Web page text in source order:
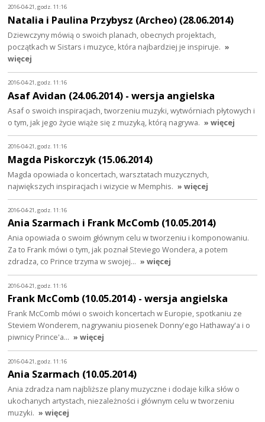
2016-04-21, godz. 11:16
Natalia i Paulina Przybysz (Archeo) (28.06.2014)
Dziewczyny mówią o swoich planach, obecnych projektach,
początkach w Sistars i muzyce, która najbardziej je inspiruje. »
więcej
2016-04-21, godz. 11:16
Asaf Avidan (24.06.2014) - wersja angielska
Asaf o swoich inspiracjach, tworzeniu muzyki, wytwórniach płytowych i
o tym, jak jego życie wiąże się z muzyką, którą nagrywa. » więcej
2016-04-21, godz. 11:16
Magda Piskorczyk (15.06.2014)
Magda opowiada o koncertach, warsztatach muzycznych,
największych inspiracjach i wizycie w Memphis. » więcej
2016-04-21, godz. 11:16
Ania Szarmach i Frank McComb (10.05.2014)
Ania opowiada o swoim głównym celu w tworzeniu i komponowaniu.
Za to Frank mówi o tym, jak poznał Steviego Wondera, a potem
zdradza, co Prince trzyma w swojej… » więcej
2016-04-21, godz. 11:16
Frank McComb (10.05.2014) - wersja angielska
Frank McComb mówi o swoich koncertach w Europie, spotkaniu ze
Steviem Wonderem, nagrywaniu piosenek Donny'ego Hathaway'a i o
piwnicy Prince'a… » więcej
2016-04-21, godz. 11:16
Ania Szarmach (10.05.2014)
Ania zdradza nam najbliższe plany muzyczne i dodaje kilka słów o
ukochanych artystach, niezależności i głównym celu w tworzeniu
muzyki. » więcej